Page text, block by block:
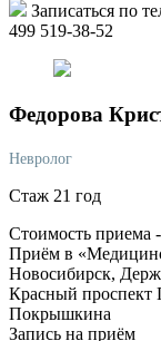
Записаться по
499 519-38-52
Федорова
Невролог
Стаж 21 год
Стоимость приема -
Приём в
Новосибирск,
Красный проспект
Покрышкина
Запись на приём